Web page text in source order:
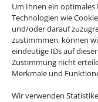
Um Ihnen ein
Technologien wie
und/oder darauf
zustimmmen, können
eindeutige IDs auf
Zustimmung nicht
Merkmale und
Wir verwenden